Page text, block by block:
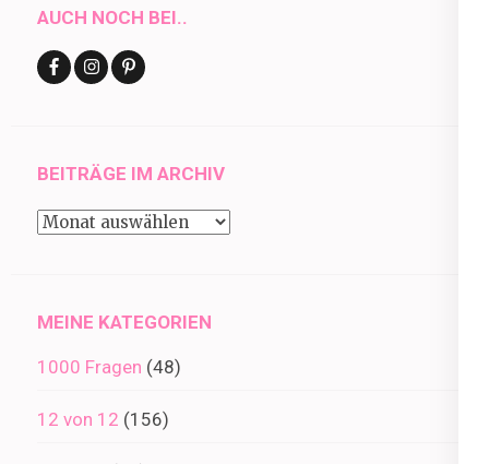
AUCH NOCH BEI..
BEITRÄGE IM ARCHIV
Beiträge
MEINE KATEGORIEN
1000 Fragen (48)
12 von 12 (156)